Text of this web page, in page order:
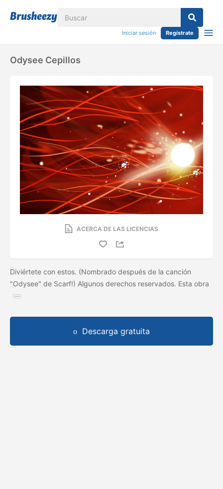
Iniciar sesión Regístrate
Odysee Cepillos
ACERCA DE LAS LICENCIAS
Diviértete con estos. (Nombrado después de la canción
"Odysee" de Scarf!) Algunos derechos reservados. Esta obra
Descarga gratuita